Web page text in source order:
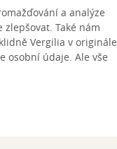
3 z 3
a analýze
Také nám
Vergilia v originále.
osobní údaje. Ale vše